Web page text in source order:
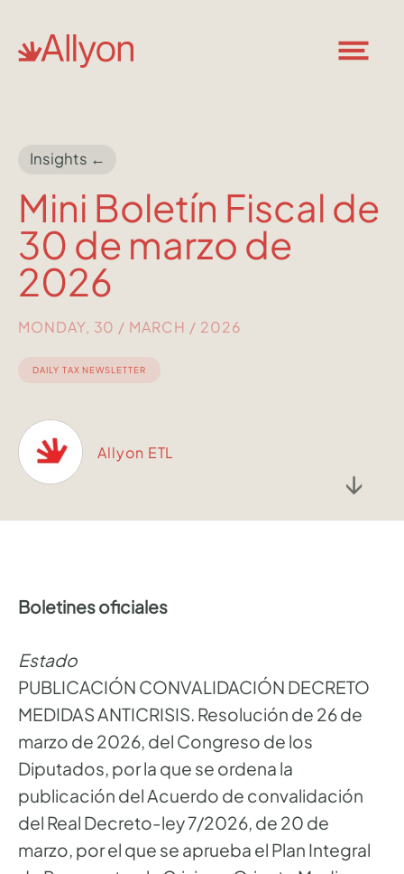
↓
Insights ←
Mini Boletín Fiscal de
30 de marzo de
2026
MONDAY, 30 / MARCH / 2026
DAILY TAX NEWSLETTER
Allyon ETL
Boletines oficiales
Estado
PUBLICACIÓN CONVALIDACIÓN DECRETO
MEDIDAS ANTICRISIS. Resolución de 26 de
marzo de 2026, del Congreso de los
Diputados, por la que se ordena la
publicación del Acuerdo de convalidación
del Real Decreto-ley 7/2026, de 20 de
marzo, por el que se aprueba el Plan Integral